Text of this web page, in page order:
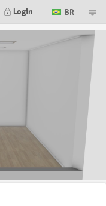
Login BR